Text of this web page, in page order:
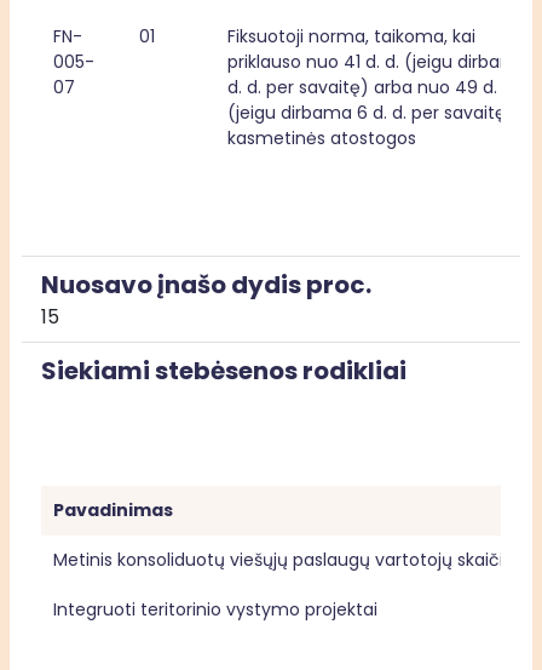
FN-
005-
07
01
Fiksuotoji norma, taikoma, kai
priklauso nuo 41 d. d. (jeigu dirbama 5
d. d. per savaitę) arba nuo 49 d. d.
(jeigu dirbama 6 d. d. per savaitę)
kasmetinės atostogos
Nuosavo įnašo dydis proc.
15
Siekiami stebėsenos rodikliai
Pavadinimas
Metinis konsoliduotų viešųjų paslaugų vartotojų skaičius
Integruoti teritorinio vystymo projektai